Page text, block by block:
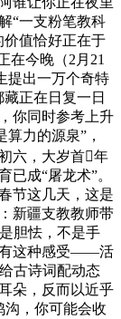
“一支粉笔教科
价值恰好正在于
在今晚（2月21
提出一万个奇特
正在日复一日
你同时参考上升
力的源泉”，
六，大岁首年
已成“屠龙术”。
节这几天，这是
新疆支教教师带
胆怯，不是手
有这种感受——活
古诗词配动态
朵，反而以近乎
沟，你可能会收